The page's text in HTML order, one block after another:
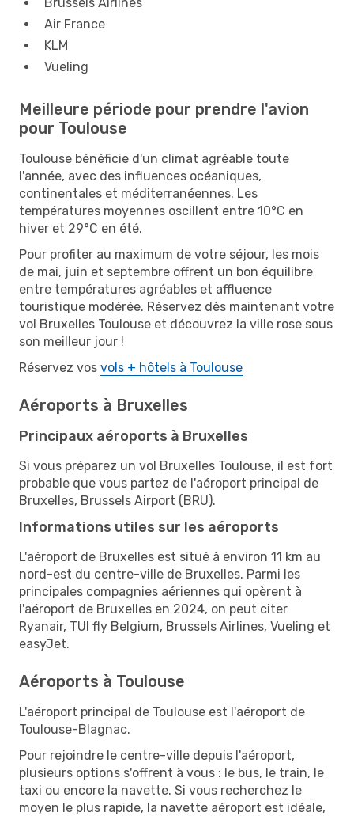
Air France
KLM
Vueling
Meilleure période pour prendre l'avion
pour Toulouse
Toulouse bénéficie d'un climat agréable toute
l'année, avec des influences océaniques,
continentales et méditerranéennes. Les
températures moyennes oscillent entre 10°C en
hiver et 29°C en été.
Pour profiter au maximum de votre séjour, les mois
de mai, juin et septembre offrent un bon équilibre
entre températures agréables et affluence
touristique modérée. Réservez dès maintenant votre
vol Bruxelles Toulouse et découvrez la ville rose sous
son meilleur jour !
Réservez vos vols + hôtels à Toulouse
Aéroports à Bruxelles
Principaux aéroports à Bruxelles
Si vous préparez un vol Bruxelles Toulouse, il est fort
probable que vous partez de l'aéroport principal de
Bruxelles, Brussels Airport (BRU).
Informations utiles sur les aéroports
L'aéroport de Bruxelles est situé à environ 11 km au
nord-est du centre-ville de Bruxelles. Parmi les
principales compagnies aériennes qui opèrent à
l'aéroport de Bruxelles en 2024, on peut citer
Ryanair, TUI fly Belgium, Brussels Airlines, Vueling et
easyJet.
Aéroports à Toulouse
L'aéroport principal de Toulouse est l'aéroport de
Toulouse-Blagnac.
Pour rejoindre le centre-ville depuis l'aéroport,
plusieurs options s'offrent à vous : le bus, le train, le
taxi ou encore la navette. Si vous recherchez le
moyen le plus rapide, la navette aéroport est idéale,